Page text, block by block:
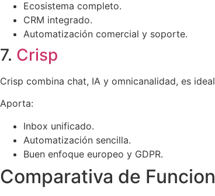
Ecosistema completo.
CRM integrado.
Automatización comercial y soporte.
7. Crisp
Crisp combina chat, IA y omnicanalidad, es
Aporta:
Inbox unificado.
Automatización sencilla.
Buen enfoque europeo y GDPR.
Comparativa de